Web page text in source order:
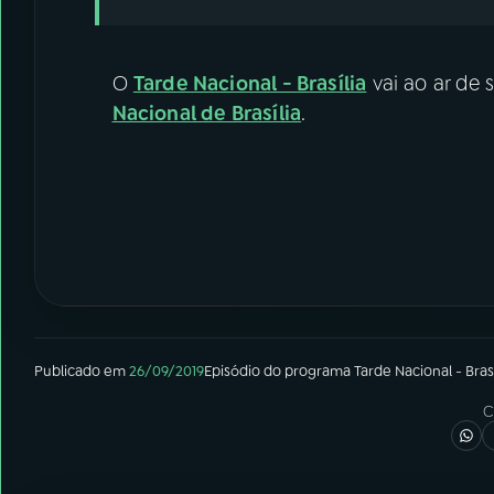
O Tarde Nacional - Brasília vai ao ar de
Nacional de Brasília.
Publicado em26/09/2019Episódiodo programaTarde Nacional -